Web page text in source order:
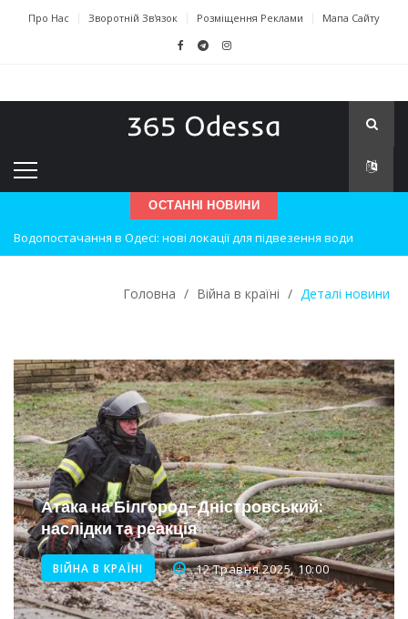
Про Нас Зворотній Зв'язок Розміщення Реклами Мапа Сайту
ОСТАННІ НОВИНИ
Одеські хокеїсти тріумфують на міжнародному турнірі
Успіхи одеситів на європейському чемпіонаті з карате
Новини з Зимової школи інсульту в Швейцарії
Інтеграція ветеранів в українське суспільство
Нічна атака на Одесу: наслідки обстрілу
Енергетична підтримка для Одеси
Головна / Війна в країні / Деталі новини
Атака на Білгород-Дністровський:
наслідки та реакція
ВІЙНА В КРАЇНІ 12 Травня 2025, 10:00